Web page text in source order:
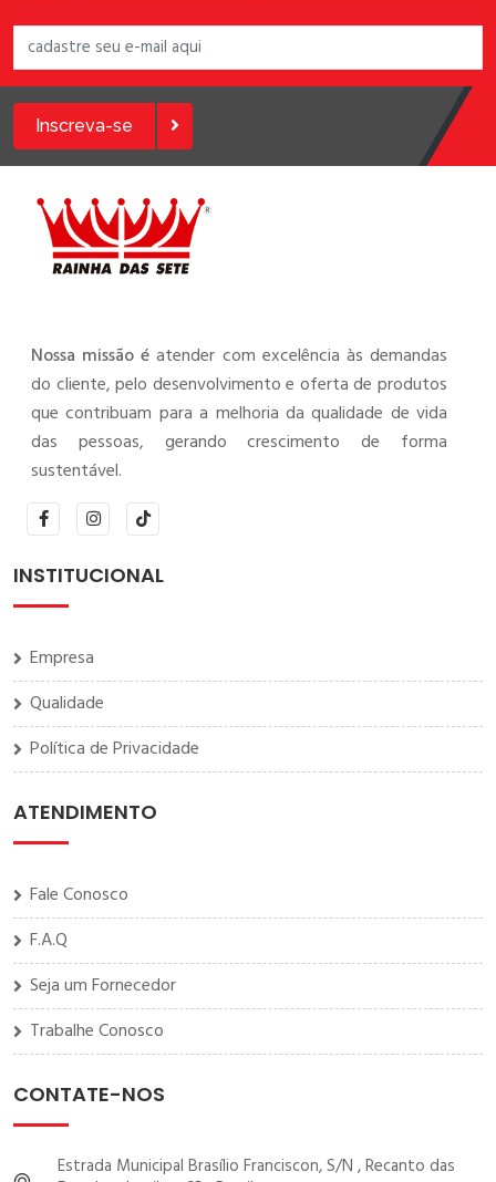
Inscreva-se
Nossa missão é atender com excelência às demandas
do cliente, pelo desenvolvimento e oferta de produtos
que contribuam para a melhoria da qualidade de vida
das pessoas, gerando crescimento de forma
sustentável.
INSTITUCIONAL
Empresa
Qualidade
Política de Privacidade
ATENDIMENTO
Fale Conosco
F.A.Q
Seja um Fornecedor
Trabalhe Conosco
CONTATE-NOS
Estrada Municipal Brasílio Franciscon, S/N , Recanto das